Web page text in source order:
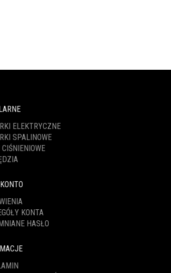
ELEKTRYCZNE
SPALINOWE
KONTA
HASŁO